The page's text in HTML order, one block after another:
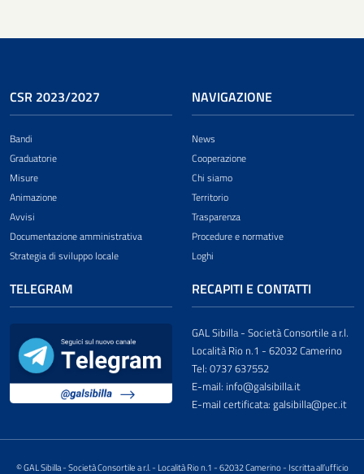
CSR 2023/2027
Bandi
Graduatorie
Misure
Animazione
Avvisi
Documentazione amministrativa
Strategia di sviluppo locale
NAVIGAZIONE
News
Cooperazione
Chi siamo
Territorio
Trasparenza
Procedure e normative
Loghi
TELEGRAM RECAPITI E CONTATTI
GAL Sibilla - Società Consortile a r.l.
Località Rio n.1 - 62032 Camerino
Tel: 0737 637552
E-mail: info@galsibilla.it
E-mail certificata: galsibilla@pec.it
© GAL Sibilla - Società Consortile a r.l. - Località Rio n.1 - 62032 Camerino - Iscritta all’ufficio